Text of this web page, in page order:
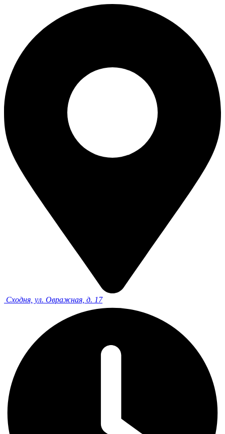
Сходня, ул. Овражная, д. 17